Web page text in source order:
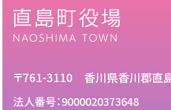
〒761-3110 香川県香川郡直
法人番号：9000020373648